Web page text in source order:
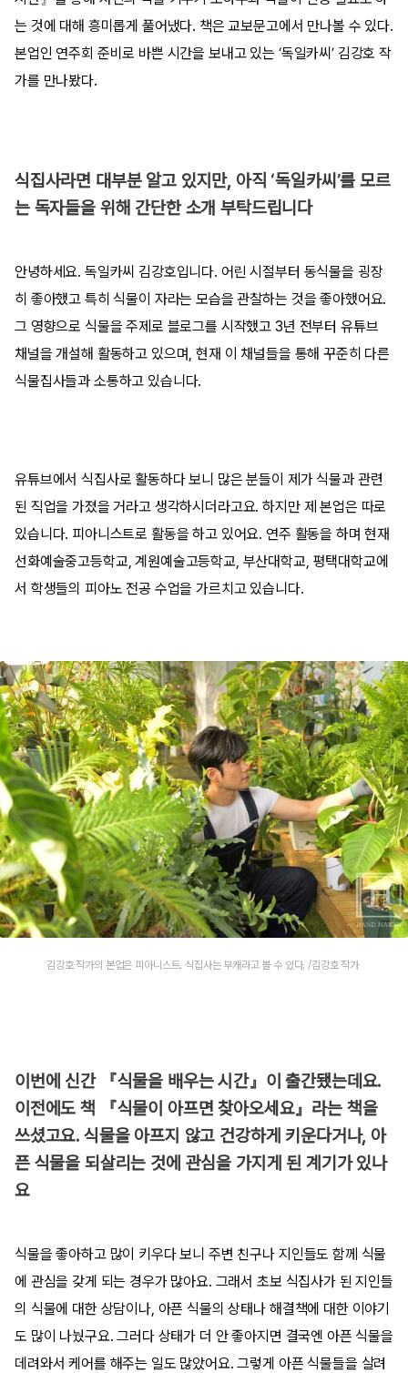
는 것에 대해 흥미롭게 풀어냈다. 책은 교보문고에서 만나볼 수 있다.
본업인 연주회 준비로 바쁜 시간을 보내고 있는 ‘독일카씨’ 김강호 작
가를 만나봤다.
식집사라면 대부분 알고 있지만, 아직 ‘독일카씨’를 모르
는 독자들을 위해 간단한 소개 부탁드립니다
안녕하세요. 독일카씨 김강호입니다. 어린 시절부터 동식물을 굉장
히 좋아했고 특히 식물이 자라는 모습을 관찰하는 것을 좋아했어요.
그 영향으로 식물을 주제로 블로그를 시작했고 3년 전부터 유튜브
채널을 개설해 활동하고 있으며, 현재 이 채널들을 통해 꾸준히 다른
식물집사들과 소통하고 있습니다.
유튜브에서 식집사로 활동하다 보니 많은 분들이 제가 식물과 관련
된 직업을 가졌을 거라고 생각하시더라고요. 하지만 제 본업은 따로
있습니다. 피아니스트로 활동을 하고 있어요. 연주 활동을 하며 현재
선화예술중고등학교, 계원예술고등학교, 부산대학교, 평택대학교에
서 학생들의 피아노 전공 수업을 가르치고 있습니다.
김강호 작가의 본업은 피아니스트. 식집사는 부캐라고 볼 수 있다. /김강호 작가
이번에 신간 『식물을 배우는 시간』이 출간됐는데요.
이전에도 책 『식물이 아프면 찾아오세요』라는 책을
쓰셨고요. 식물을 아프지 않고 건강하게 키운다거나, 아
픈 식물을 되살리는 것에 관심을 가지게 된 계기가 있나
요
식물을 좋아하고 많이 키우다 보니 주변 친구나 지인들도 함께 식물
에 관심을 갖게 되는 경우가 많아요. 그래서 초보 식집사가 된 지인들
의 식물에 대한 상담이나, 아픈 식물의 상태나 해결책에 대한 이야기
도 많이 나눴구요. 그러다 상태가 더 안 좋아지면 결국엔 아픈 식물을
데려와서 케어를 해주는 일도 많았어요. 그렇게 아픈 식물들을 살려